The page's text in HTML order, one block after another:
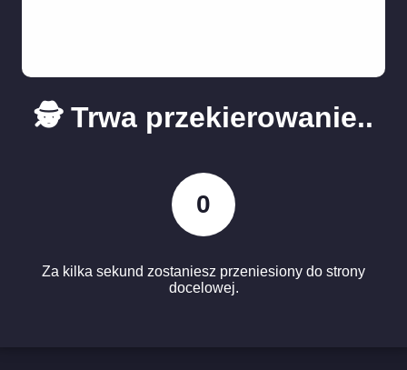
🕵️ Trwa przekierowanie..
0
Za kilka sekund zostaniesz przeniesiony do strony
docelowej.